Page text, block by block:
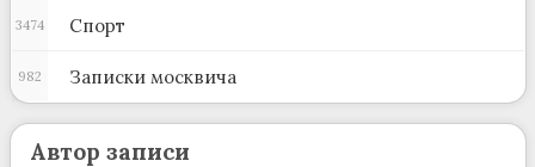
Спорт
3474
Записки москвича
982
Автор записи